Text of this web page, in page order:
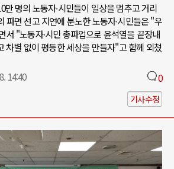
만 명의 노동자∙시민들이 일상을 멈추고 거리
파면 선고 지연에 분노한 노동자∙시민들은 "우
서 "노동자∙시민 총파업으로 윤석열을 끝장내
차별 없이 평등한 세상을 만들자"고 함께 외쳤
14:40 0
기사수정